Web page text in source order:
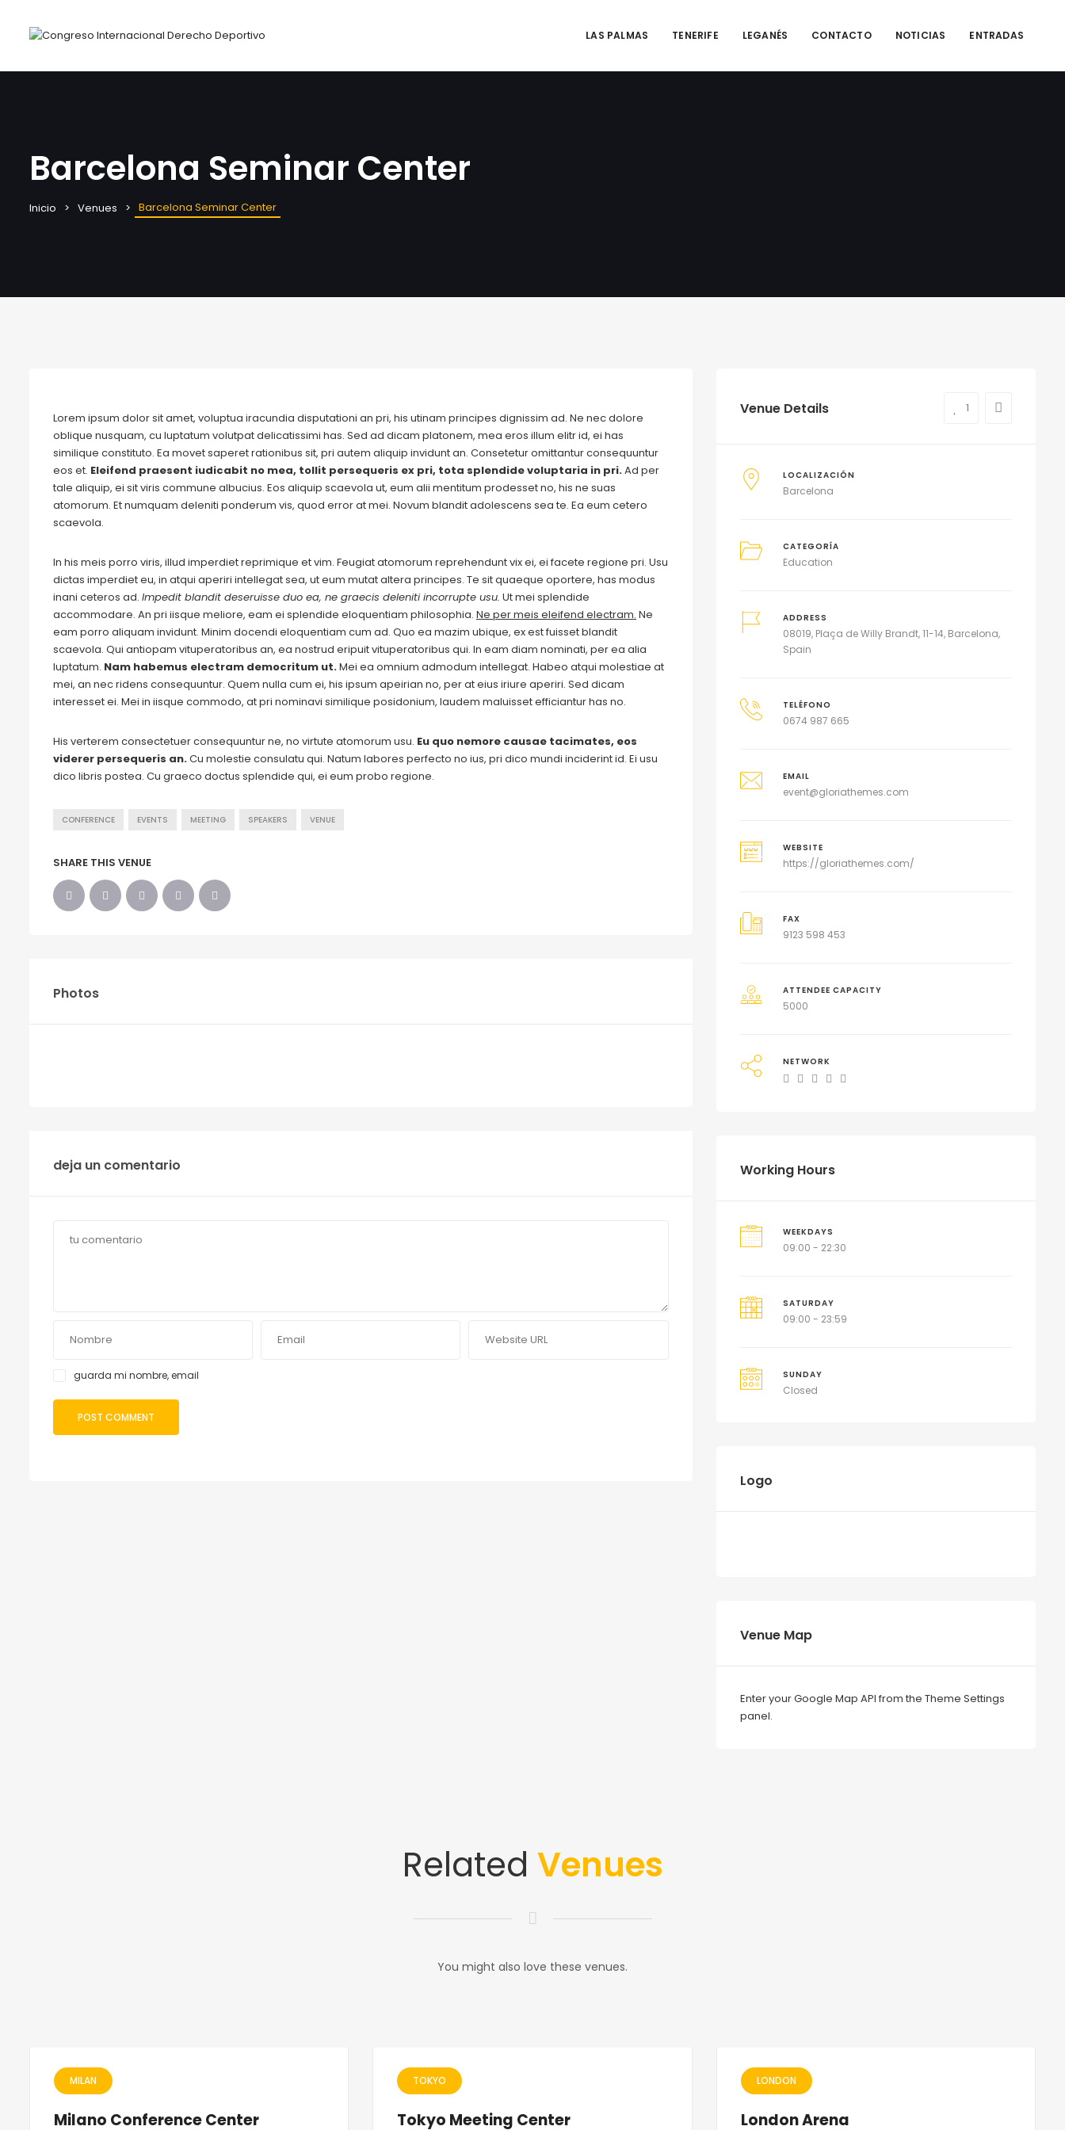
LAS PALMAS TENERIFE LEGANÉS CONTACTO NOTICIAS ENTRADAS
Barcelona Seminar Center
Inicio Venues Barcelona Seminar Center
Lorem ipsum dolor sit amet, voluptua iracundia disputationi an pri, his utinam principes dignissim ad. Ne nec dolore
oblique nusquam, cu luptatum volutpat delicatissimi has. Sed ad dicam platonem, mea eros illum elitr id, ei has
similique constituto. Ea movet saperet rationibus sit, pri autem aliquip invidunt an. Consetetur omittantur consequuntur
eos et. Eleifend praesent iudicabit no mea, tollit persequeris ex pri, tota splendide voluptaria in pri.Ad per
tale aliquip, ei sit viris commune albucius. Eos aliquip scaevola ut, eum alii mentitum prodesset no, his ne suas
atomorum. Et numquam deleniti ponderum vis, quod error at mei. Novum blandit adolescens sea te. Ea eum cetero
scaevola.
In his meis porro viris, illud imperdiet reprimique et vim. Feugiat atomorum reprehendunt vix ei, ei facete regione pri. Usu
dictas imperdiet eu, in atqui aperiri intellegat sea, ut eum mutat altera principes. Te sit quaeque oportere, has modus
inani ceteros ad. Impedit blandit deseruisse duo ea, ne graecis deleniti incorrupte usu. Ut mei splendide
accommodare. An pri iisque meliore, eam ei splendide eloquentiam philosophia. Ne per meis eleifend electram. Ne
eam porro aliquam invidunt. Minim docendi eloquentiam cum ad. Quo ea mazim ubique, ex est fuisset blandit
scaevola. Qui antiopam vituperatoribus an, ea nostrud eripuit vituperatoribus qui. In eam diam nominati, per ea alia
luptatum. Nam habemus electram democritum ut.Mei ea omnium admodum intellegat. Habeo atqui molestiae at
mei, an nec ridens consequuntur. Quem nulla cum ei, his ipsum apeirian no, per at eius iriure aperiri. Sed dicam
interesset ei. Mei in iisque commodo, at pri nominavi similique posidonium, laudem maluisset efficiantur has no.
His verterem consectetuer consequuntur ne, no virtute atomorum usu. Eu quo nemore causae tacimates, eos
viderer persequeris an.Cu molestie consulatu qui. Natum labores perfecto no ius, pri dico mundi inciderint id. Ei usu
dico libris postea. Cu graeco doctus splendide qui, ei eum probo regione.
CONFERENCE EVENTS MEETING SPEAKERS VENUE
SHARE THIS VENUE
Photos
deja un comentario
guarda mi nombre, email
Venue Details 1
LOCALIZACIÓN
Barcelona
CATEGORÍA
Education
ADDRESS
08019, Plaça de Willy Brandt, 11-14, Barcelona,
Spain
TELÉFONO
0674 987 665
EMAIL
event@gloriathemes.com
WEBSITE
https://gloriathemes.com/
FAX
9123 598 453
ATTENDEE CAPACITY
5000
NETWORK
Working Hours
WEEKDAYS
09:00 - 22:30
SATURDAY
09:00 - 23:59
SUNDAY
Closed
Logo
Venue Map
Enter your Google Map API from the Theme Settings
panel.
Related Venues
You might also love these venues.
MILAN
Milano Conference Center
TOKYO
Tokyo Meeting Center
LONDON
London Arena